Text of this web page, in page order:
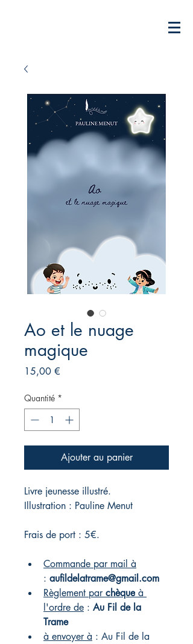
Ao et le nuage
magique
15,00 €
Quantité *
Ajouter au panier
Livre jeunesse illustré.
Illustration : Pauline Menut
Frais de port : 5€.
Commande par mail à
: aufildelatrame@gmail.com
Règlement par chèque à
l'ordre de : Au Fil de la
Trame
à envoyer à : Au Fil de la